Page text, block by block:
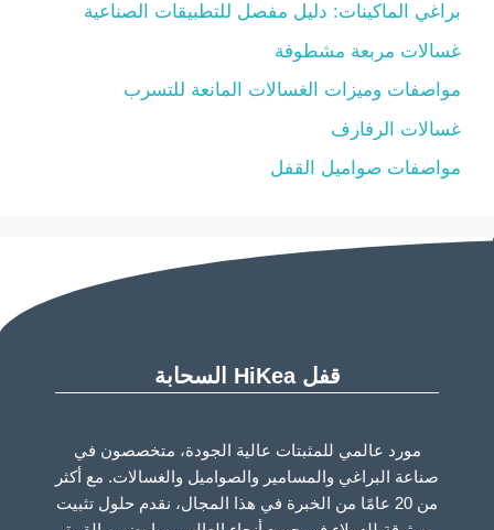
براغي الماكينات: دليل مفصل للتطبيقات الصناعية
غسالات مربعة مشطوفة
مواصفات وميزات الغسالات المانعة للتسرب
غسالات الرفارف
مواصفات صواميل القفل
قفل HiKea السحابة
مورد عالمي للمثبتات عالية الجودة، متخصصون في
صناعة البراغي والمسامير والصواميل والغسالات. مع أكثر
من 20 عامًا من الخبرة في هذا المجال، نقدم حلول تثبيت